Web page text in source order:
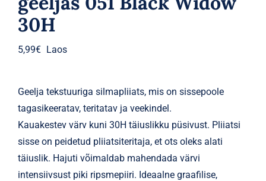
30H
5,99€ Laos
Geelja tekstuuriga silmapliiats, mis on sissepoole
tagasikeeratav, teritatav ja veekindel.
Kauakestev värv kuni 30H täiuslikku püsivust. Pliiatsi
sisse on peidetud pliiatsiteritaja, et ots oleks alati
täiuslik. Hajuti võimaldab mahendada värvi
intensiivsust piki ripsmepiiri. Ideaalne graafilise,